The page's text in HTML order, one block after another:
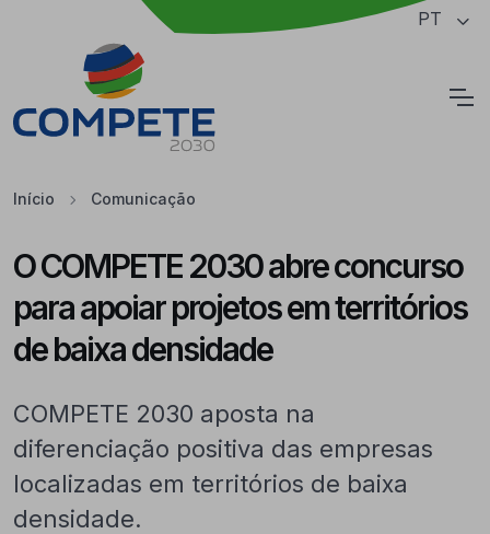
Saltar para o conteúdo principal da página PT
Início Comunicação
O COMPETE 2030 abre concurso
para apoiar projetos em territórios
de baixa densidade
COMPETE 2030 aposta na
diferenciação positiva das empresas
localizadas em territórios de baixa
densidade.